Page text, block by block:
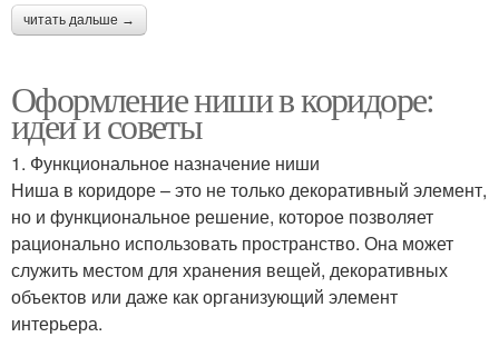
читать дальше →
Оформление ниши в коридоре:
идеи и советы
1. Функциональное назначение ниши
Ниша в коридоре – это не только декоративный элемент,
но и функциональное решение, которое позволяет
рационально использовать пространство. Она может
служить местом для хранения вещей, декоративных
объектов или даже как организующий элемент
интерьера.